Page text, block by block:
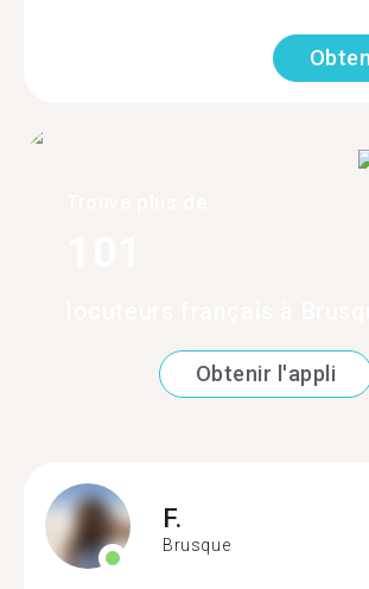
Obtenir l'appli
F.
Brusque